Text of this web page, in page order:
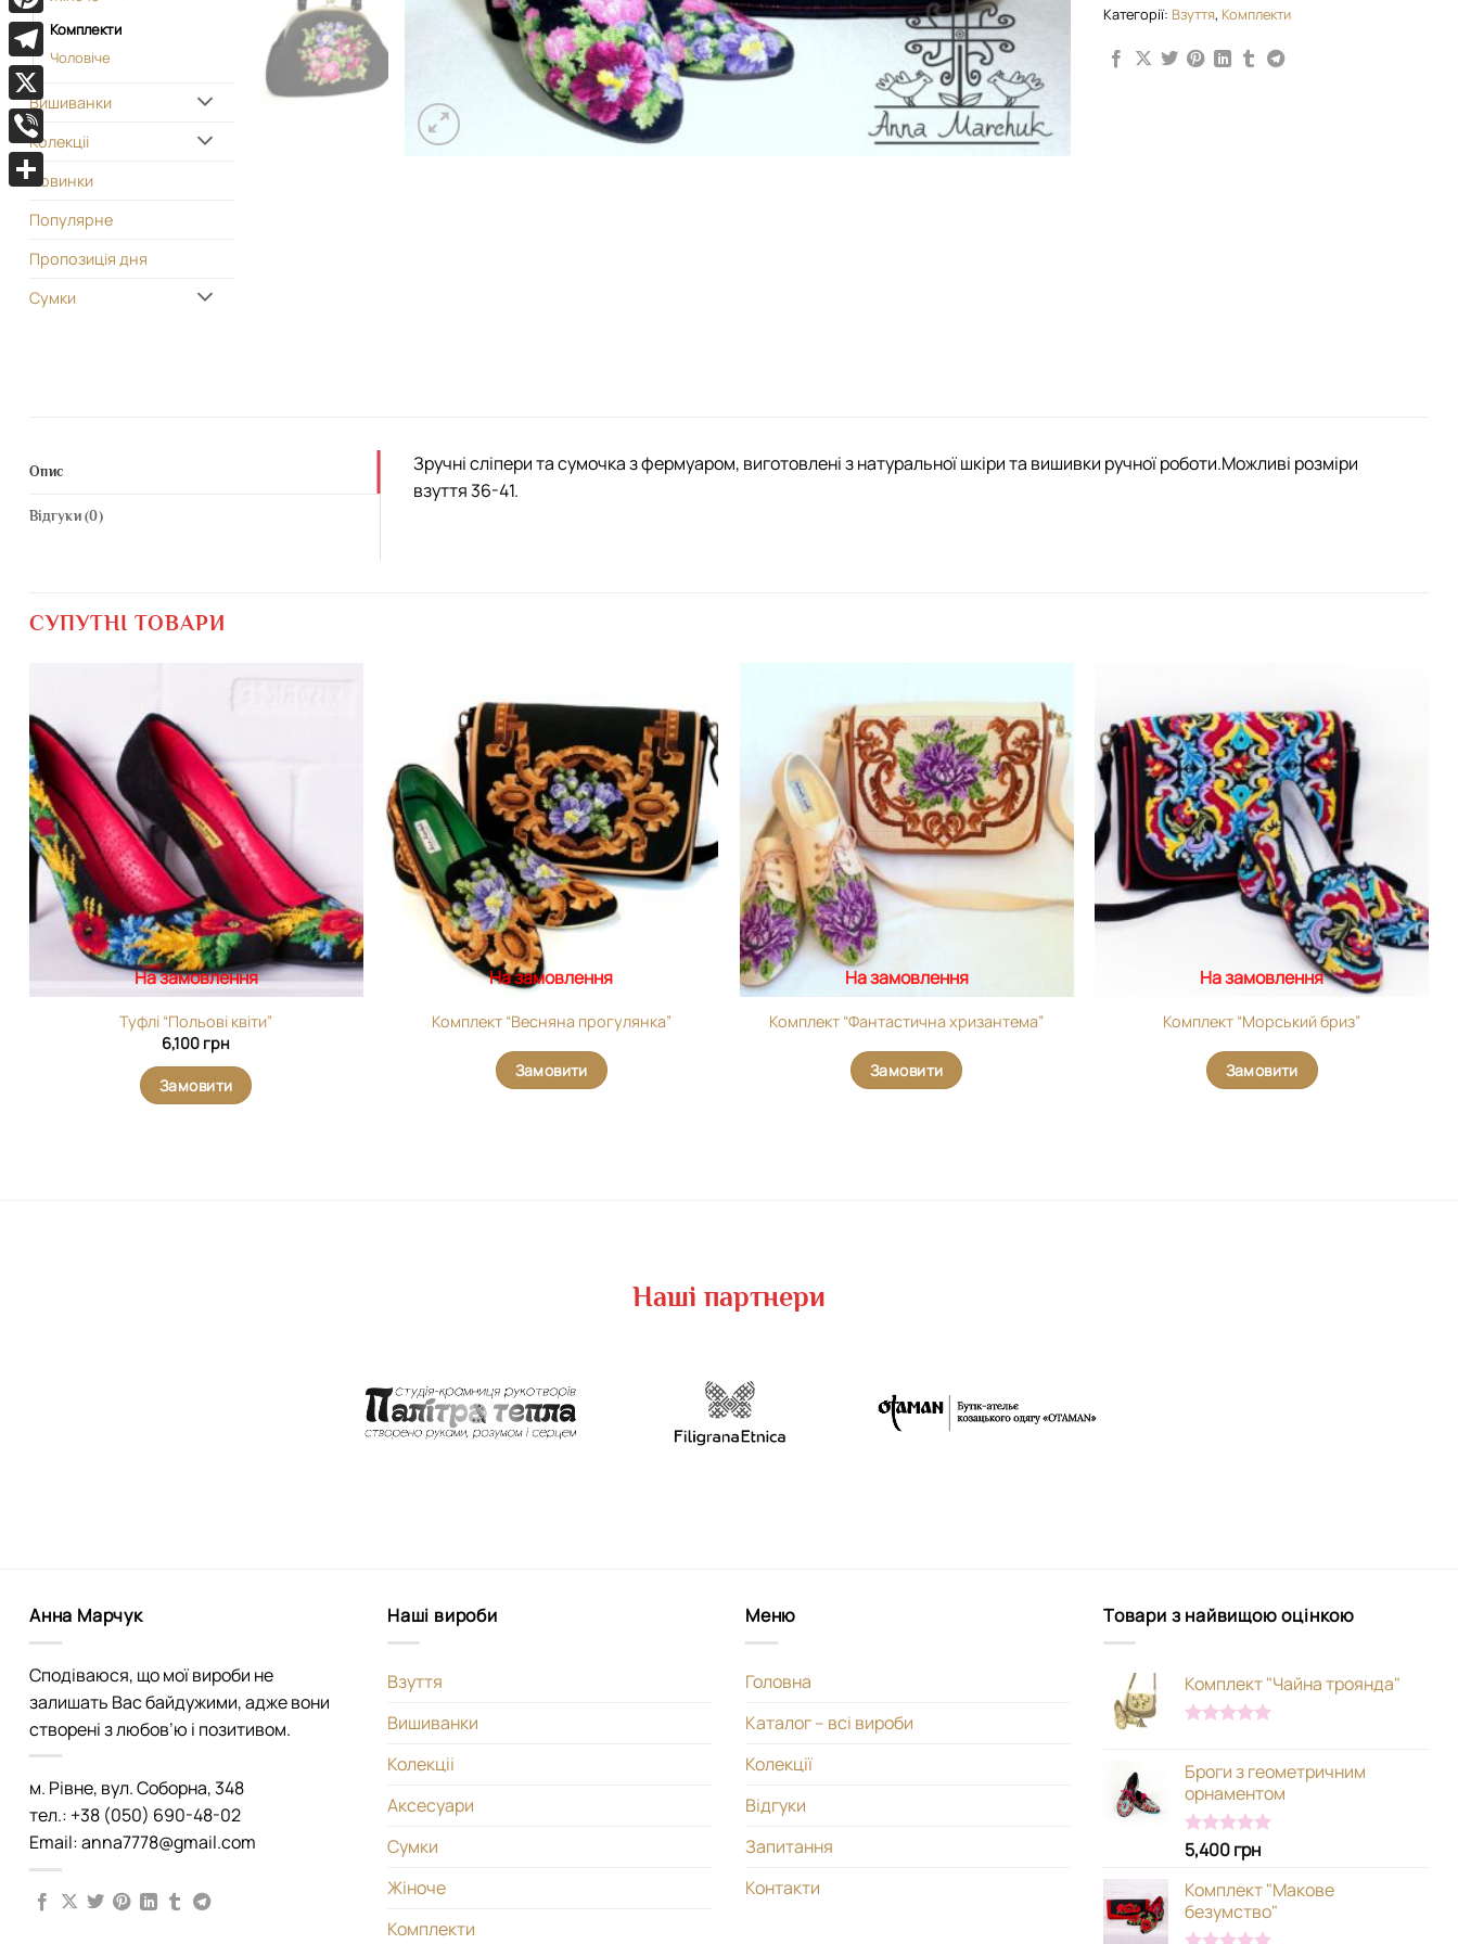
Комплекти
Чоловіче
Вишиванки
Колекціі
Новинки
Популярне
Пропозиція дня
Сумки
Категорії: Взуття, Комплекти
Опис
Відгуки (0)
Зручні сліпери та сумочка з фермуаром, виготовлені з натуральної шкіри та вишивки ручної роботи.Можливі розміри
взуття 36-41.
СУПУТНІ ТОВАРИ
На замовлення
Туфлі “Польові квіти”
6,100 грн
Замовити
Додати
виріб у
вибране
На замовлення
Комплект “Весняна прогулянка”
Замовити
Додати
виріб у
вибране
На замовлення
Комплект “Фантастична хризантема”
Замовити
На замовлення
Комплект “Морський бриз”
Замовити
Наші партнери
Анна Марчук
Сподіваюся, що мої вироби не
залишать Вас байдужими, адже вони
створені з любов’ю і позитивом.
м. Рівне, вул. Соборна, 348
тел.: +38 (050) 690-48-02
Email: anna7778@gmail.com
Наші вироби
Взуття
Вишиванки
Колекціі
Аксесуари
Сумки
Жіноче
Комплекти
Меню
Головна
Каталог – всі вироби
Колекції
Відгуки
Запитання
Контакти
Товари з найвищою оцінкою
Комплект "Чайна троянда"
Броги з геометричним
орнаментом
Оцінено в
5.00
з 5
5,400грн
Комплект "Макове
безумство"
Pinterest
Telegram
X
Viber